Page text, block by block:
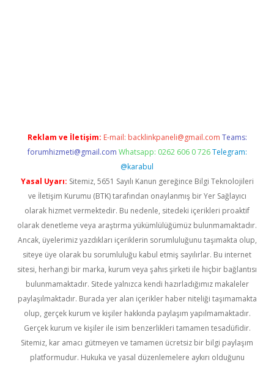
Reklam ve İletişim: E-mail: backlinkpaneli@gmail.com Teams:
forumhizmeti@gmail.com Whatsapp: 0262 606 0 726 Telegram:
@karabul
Yasal Uyarı: Sitemiz, 5651 Sayılı Kanun gereğince Bilgi Teknolojileri
ve İletişim Kurumu (BTK) tarafından onaylanmış bir Yer Sağlayıcı
olarak hizmet vermektedir. Bu nedenle, sitedeki içerikleri proaktif
olarak denetleme veya araştırma yükümlülüğümüz bulunmamaktadır.
Ancak, üyelerimiz yazdıkları içeriklerin sorumluluğunu taşımakta olup,
siteye üye olarak bu sorumluluğu kabul etmiş sayılırlar. Bu internet
sitesi, herhangi bir marka, kurum veya şahıs şirketi ile hiçbir bağlantısı
bulunmamaktadır. Sitede yalnızca kendi hazırladığımız makaleler
paylaşılmaktadır. Burada yer alan içerikler haber niteliği taşımamakta
olup, gerçek kurum ve kişiler hakkında paylaşım yapılmamaktadır.
Gerçek kurum ve kişiler ile isim benzerlikleri tamamen tesadüfidir.
Sitemiz, kar amacı gütmeyen ve tamamen ücretsiz bir bilgi paylaşım
platformudur. Hukuka ve yasal düzenlemelere aykırı olduğunu